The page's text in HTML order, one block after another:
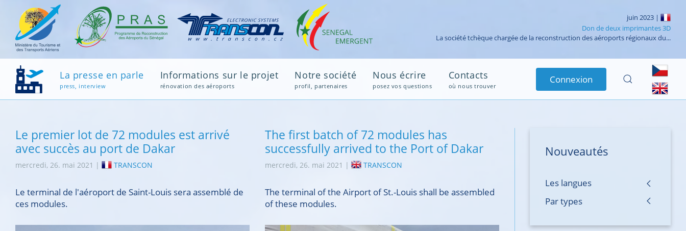
avril 2023 |
Test réussi du système de radiocommunication VHF
Aviation -Sénégal : Test réussi de radiocommunication VHF de l’Aéroport...
La presse en parle
press, interview
Informations sur le projet
rénovation des aéroports
Notre société
profil, partenaires
Nous écrire
posez vos questions
Contacts
où nous trouver
Connexion
Le premier lot de 72 modules est arrivé
avec succès au port de Dakar
mercredi, 26. mai 2021 | TRANSCON
Le terminal de l'aéroport de Saint-Louis sera assemblé de
ces modules.
The first batch of 72 modules has
successfully arrived to the Port of Dakar
mercredi, 26. mai 2021 | TRANSCON
The terminal of the Airport of St.-Louis shall be assembled
of these modules.
Nouveautés
Les langues
Par types